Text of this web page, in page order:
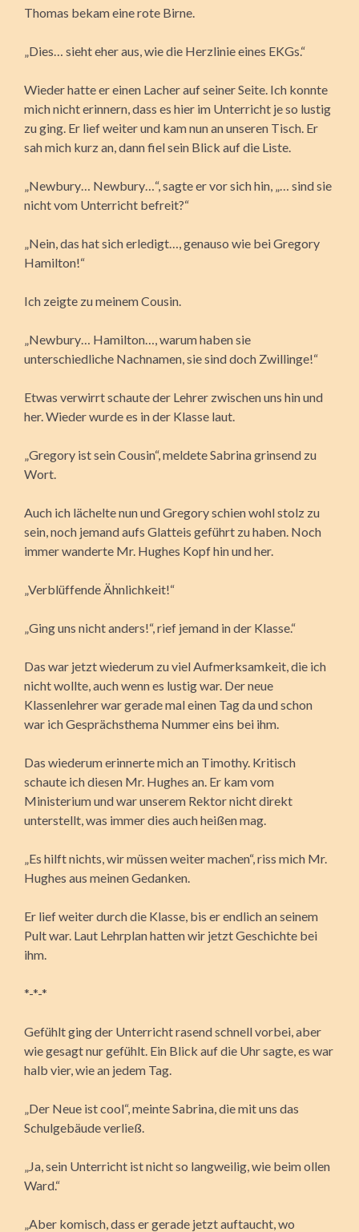
Thomas bekam eine rote Birne.
„Dies… sieht eher aus, wie die Herzlinie eines EKGs.“
Wieder hatte er einen Lacher auf seiner Seite. Ich konnte
mich nicht erinnern, dass es hier im Unterricht je so lustig
zu ging. Er lief weiter und kam nun an unseren Tisch. Er
sah mich kurz an, dann fiel sein Blick auf die Liste.
„Newbury… Newbury…“, sagte er vor sich hin, „… sind sie
nicht vom Unterricht befreit?“
„Nein, das hat sich erledigt…, genauso wie bei Gregory
Hamilton!“
Ich zeigte zu meinem Cousin.
„Newbury… Hamilton…, warum haben sie
unterschiedliche Nachnamen, sie sind doch Zwillinge!“
Etwas verwirrt schaute der Lehrer zwischen uns hin und
her. Wieder wurde es in der Klasse laut.
„Gregory ist sein Cousin“, meldete Sabrina grinsend zu
Wort.
Auch ich lächelte nun und Gregory schien wohl stolz zu
sein, noch jemand aufs Glatteis geführt zu haben. Noch
immer wanderte Mr. Hughes Kopf hin und her.
„Verblüffende Ähnlichkeit!“
„Ging uns nicht anders!“, rief jemand in der Klasse.“
Das war jetzt wiederum zu viel Aufmerksamkeit, die ich
nicht wollte, auch wenn es lustig war. Der neue
Klassenlehrer war gerade mal einen Tag da und schon
war ich Gesprächsthema Nummer eins bei ihm.
Das wiederum erinnerte mich an Timothy. Kritisch
schaute ich diesen Mr. Hughes an. Er kam vom
Ministerium und war unserem Rektor nicht direkt
unterstellt, was immer dies auch heißen mag.
„Es hilft nichts, wir müssen weiter machen“, riss mich Mr.
Hughes aus meinen Gedanken.
Er lief weiter durch die Klasse, bis er endlich an seinem
Pult war. Laut Lehrplan hatten wir jetzt Geschichte bei
ihm.
*-*-*
Gefühlt ging der Unterricht rasend schnell vorbei, aber
wie gesagt nur gefühlt. Ein Blick auf die Uhr sagte, es war
halb vier, wie an jedem Tag.
„Der Neue ist cool“, meinte Sabrina, die mit uns das
Schulgebäude verließ.
„Ja, sein Unterricht ist nicht so langweilig, wie beim ollen
Ward.“
„Aber komisch, dass er gerade jetzt auftaucht, wo